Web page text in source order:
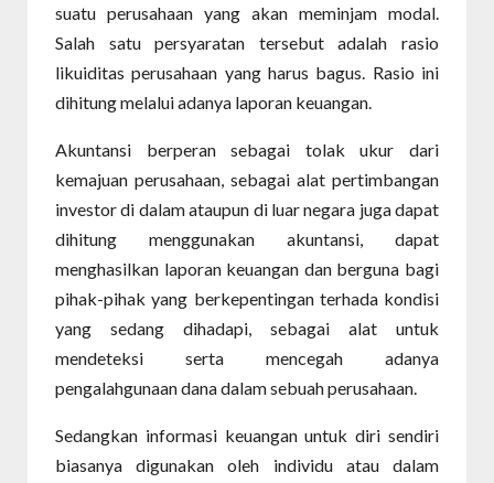
suatu perusahaan yang akan meminjam modal.
Salah satu persyaratan tersebut adalah rasio
likuiditas perusahaan yang harus bagus. Rasio ini
dihitung melalui adanya laporan keuangan.
Akuntansi berperan sebagai tolak ukur dari
kemajuan perusahaan, sebagai alat pertimbangan
investor di dalam ataupun di luar negara juga dapat
dihitung menggunakan akuntansi, dapat
menghasilkan laporan keuangan dan berguna bagi
pihak-pihak yang berkepentingan terhada kondisi
yang sedang dihadapi, sebagai alat untuk
mendeteksi serta mencegah adanya
pengalahgunaan dana dalam sebuah perusahaan.
Sedangkan informasi keuangan untuk diri sendiri
biasanya digunakan oleh individu atau dalam